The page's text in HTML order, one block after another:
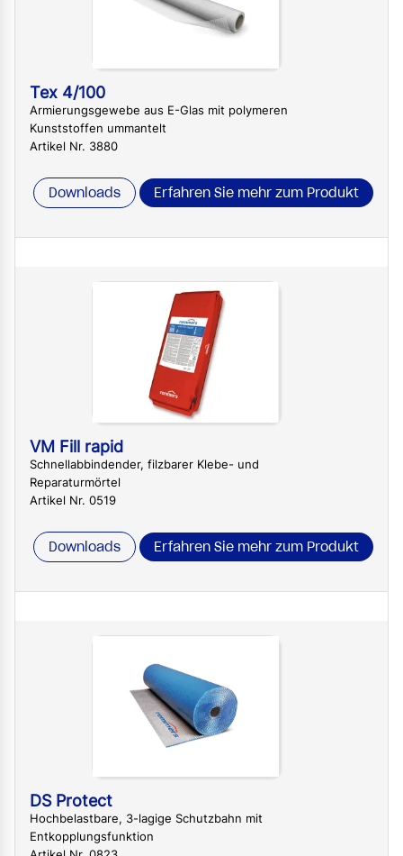
Tex 4/100
Armierungsgewebe aus E-Glas mit polymeren
Kunststoffen ummantelt
Artikel Nr. 3880
Downloads Erfahren Sie mehr zum Produkt
VM Fill rapid
Schnellabbindender, filzbarer Klebe- und
Reparaturmörtel
Artikel Nr. 0519
Downloads Erfahren Sie mehr zum Produkt
DS Protect
Hochbelastbare, 3-lagige Schutzbahn mit
Entkopplungsfunktion